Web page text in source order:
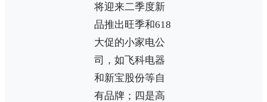
将迎来二季度新
品推出旺季和618
大促的小家电公
司，如飞科电器
和新宝股份等自
有品牌；四是高